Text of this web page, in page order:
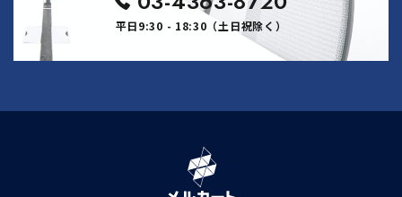
平日9:30 - 18:30（土日祝除く）